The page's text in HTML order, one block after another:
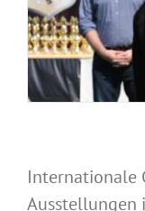
Internationale
Ausstellungen